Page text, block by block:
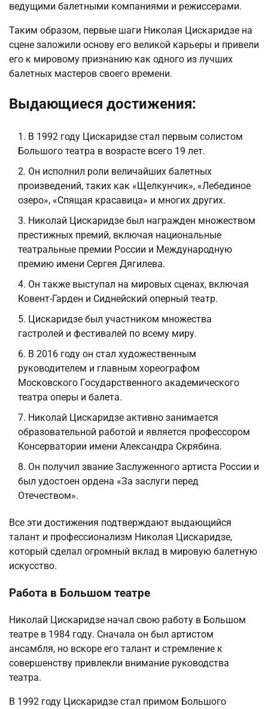
ведущими балетными компаниями и режиссерами.
Таким образом, первые шаги Николая Цискаридзе на
сцене заложили основу его великой карьеры и привели
его к мировому признанию как одного из лучших
балетных мастеров своего времени.
Выдающиеся достижения:
В 1992 году Цискаридзе стал первым солистом
Большого театра в возрасте всего 19 лет.
Он исполнил роли величайших балетных
произведений, таких как «Щелкунчик», «Лебединое
озеро», «Спящая красавица» и многих других.
Николай Цискаридзе был награжден множеством
престижных премий, включая национальные
театральные премии России и Международную
премию имени Сергея Дягилева.
Он также выступал на мировых сценах, включая
Ковент-Гарден и Сиднейский оперный театр.
Цискаридзе был участником множества
гастролей и фестивалей по всему миру.
В 2016 году он стал художественным
руководителем и главным хореографом
Московского Государственного академического
театра оперы и балета.
Николай Цискаридзе активно занимается
образовательной работой и является профессором
Консерватории имени Александра Скрябина.
Он получил звание Заслуженного артиста России и
был удостоен ордена «За заслуги перед
Отечеством».
Все эти достижения подтверждают выдающийся
талант и профессионализм Николая Цискаридзе,
который сделал огромный вклад в мировую балетную
искусство.
Работа в Большом театре
Николай Цискаридзе начал свою работу в Большом
театре в 1984 году. Сначала он был артистом
ансамбля, но вскоре его талант и стремление к
совершенству привлекли внимание руководства
театра.
В 1992 году Цискаридзе стал примом Большого